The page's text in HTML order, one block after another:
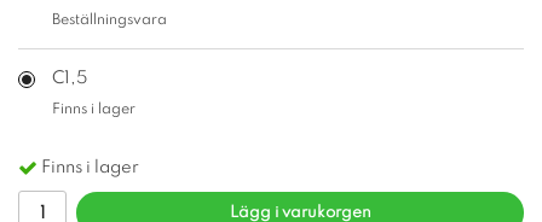
Beställningsvara
C1,5
Finns i lager
Finns i lager
Lägg i varukorgen